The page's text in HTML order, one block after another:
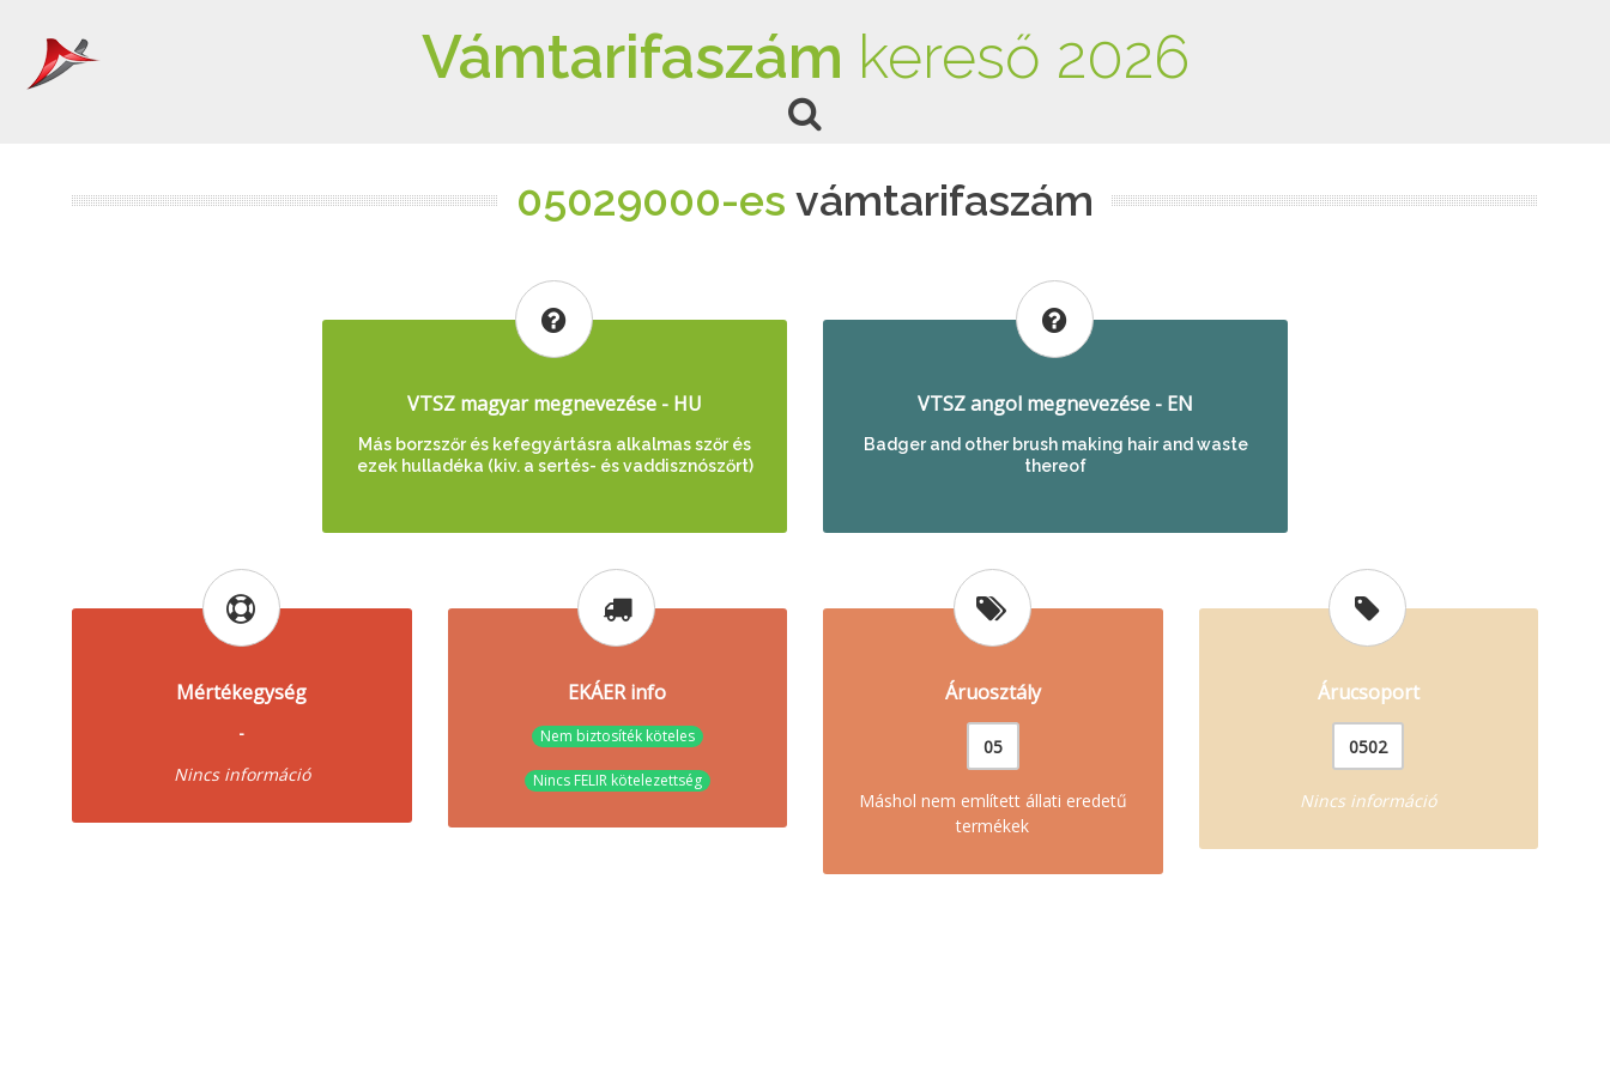
Vámtarifaszám kereső 2026
05029000-es vámtarifaszám
VTSZ magyar megnevezése - HU
Más borzszőr és kefegyártásra alkalmas szőr és
ezek hulladéka (kiv. a sertés- és vaddisznószőrt)
VTSZ angol megnevezése - EN
Badger and other brush making hair and waste
thereof
Mértékegység
-
Nincs információ
EKÁER info
Nem biztosíték köteles
Nincs FELIR kötelezettség
Áruosztály
05
Máshol nem említett állati eredetű
termékek
Árucsoport
0502
Nincs információ